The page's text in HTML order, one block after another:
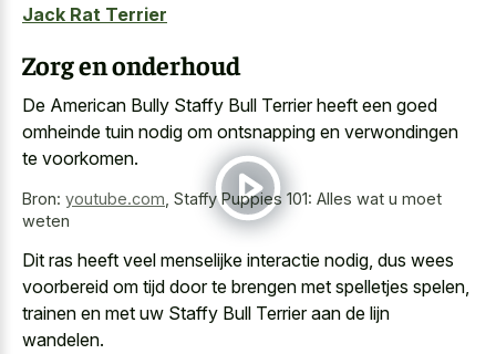
Jack Rat Terrier
Zorg en onderhoud
De American Bully Staffy Bull Terrier heeft een goed
omheinde tuin nodig om ontsnapping en verwondingen
te voorkomen.
Bron: youtube.com Staffy Puppies 101: Alles wat u moet
weten
Dit ras heeft veel menselijke interactie nodig, dus wees
voorbereid om tijd door te brengen met spelletjes spelen,
trainen en met uw Staffy Bull Terrier aan de lijn
wandelen.